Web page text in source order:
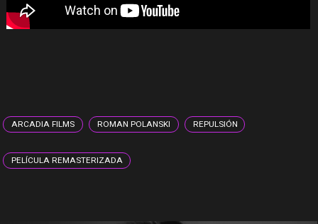
ARCADIA FILMS ROMAN POLANSKI REPULSIÓN
PELÍCULA REMASTERIZADA